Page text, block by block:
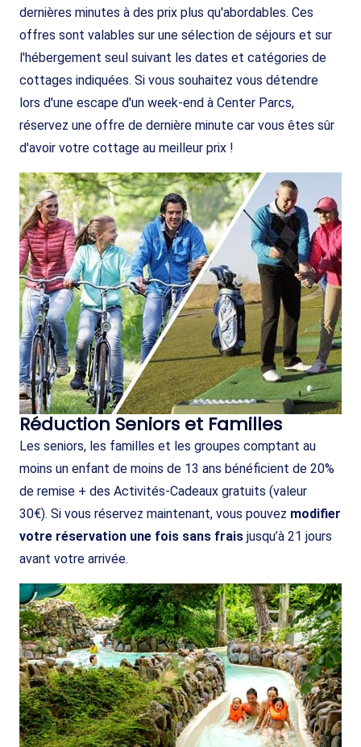
dernières minutes à des prix plus qu'abordables. Ces
offres sont valables sur une sélection de séjours et sur
l'hébergement seul suivant les dates et catégories de
cottages indiquées. Si vous souhaitez vous détendre
lors d'une escape d'un week-end à Center Parcs,
réservez une offre de dernière minute car vous êtes sûr
d'avoir votre cottage au meilleur prix !
Réduction Seniors et Familles
Les seniors, les familles et les groupes comptant au
moins un enfant de moins de 13 ans bénéficient de 20%
de remise + des Activités-Cadeaux gratuits (valeur
30€). Si vous réservez maintenant, vous pouvez modifier
votre réservation une fois sans frais jusqu’à 21 jours
avant votre arrivée.